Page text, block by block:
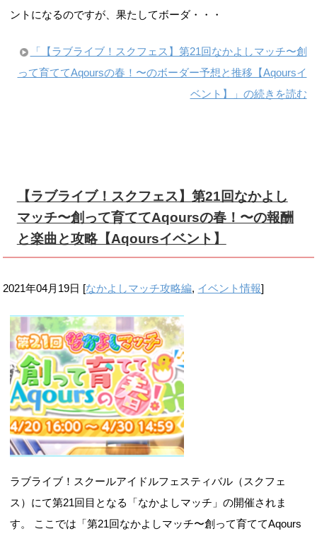
ントになるのですが、果たしてボーダ・・・
「【ラブライブ！スクフェス】第21回なかよしマッチ〜創
って育ててAqoursの春！〜のボーダー予想と推移【Aqoursイ
ベント】」の続きを読む
【ラブライブ！スクフェス】第21回なかよし
マッチ〜創って育ててAqoursの春！〜の報酬
と楽曲と攻略【Aqoursイベント】
2021年04月19日 [なかよしマッチ攻略編, イベント情報]
ラブライブ！スクールアイドルフェスティバル（スクフェ
ス）にて第21回目となる「なかよしマッチ」の開催されま
す。 ここでは「第21回なかよしマッチ〜創って育ててAqours